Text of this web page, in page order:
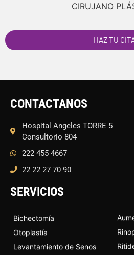
CIRUJANO
HAZ TU
CONTACTANOS
Hospital Angeles TORRE 5
Consultorio 804
222 455 4667
22 22 27 70 90
SERVICIOS
Bichectomía
Otoplastía
Levantamiento de Senos